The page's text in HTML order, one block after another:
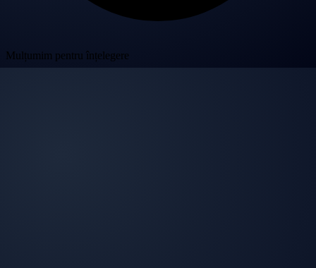
Mulțumim pentru înțelegere